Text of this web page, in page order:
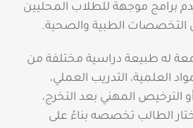
برامج موجهة للطلاب المحليين
التخصصات الطبية والصحية.
له طبيعة دراسية مختلفة من
العلمية، التدريب العملي،
الترخيص المهني بعد التخرج،
الطالب تخصصه بناءً على